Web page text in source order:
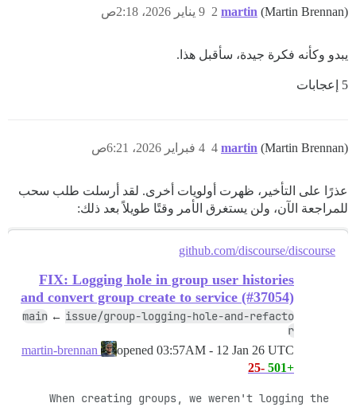
martin (Martin Brennan) 9 يناير 2026، 2:18ص 2
يبدو وكأنه فكرة جيدة، سأقبل هذا.
5 إعجابات
martin (Martin Brennan) 4 فبراير 2026، 6:21ص 4
عذرًا على التأخير، ظهرت أولويات أخرى. لقد أرسلت طلب سحب
للمراجعة الآن، ولن يستغرق الأمر وقتًا طويلاً بعد ذلك:
github.com/discourse/discourse
FIX: Logging hole in group user histories
and convert group create to service (#37054)
main ← issue/group-logging-hole-and-refacto
r
opened 03:57AM - 12 Jan 26 UTC
+501
-25
When creating groups, we weren't logging the